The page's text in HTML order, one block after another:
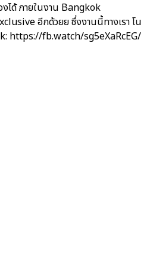
ได้ ภายในงาน Bangkok
อีกด้วยย ซึ่งงานนี้ทางเรา โน
https://fb.watch/sg5eXaRcEG/